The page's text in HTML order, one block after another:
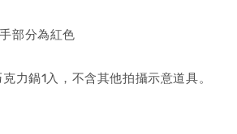
部分為紅色
力鍋1入，不含其他拍攝示意道具。